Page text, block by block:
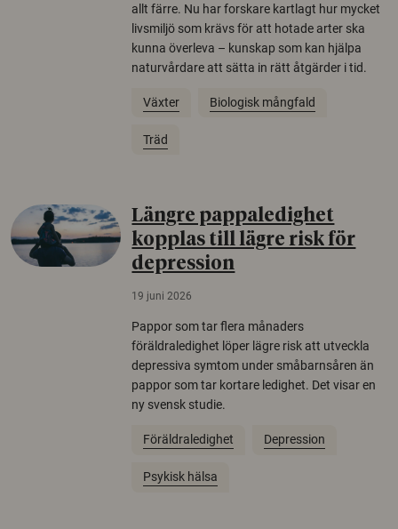
allt färre. Nu har forskare kartlagt hur mycket
livsmiljö som krävs för att hotade arter ska
kunna överleva – kunskap som kan hjälpa
naturvårdare att sätta in rätt åtgärder i tid.
Växter Biologisk mångfald
Träd
Längre pappaledighet
kopplas till lägre risk för
depression
19 juni 2026
Pappor som tar flera månaders
föräldraledighet löper lägre risk att utveckla
depressiva symtom under småbarnsåren än
pappor som tar kortare ledighet. Det visar en
ny svensk studie.
Föräldraledighet Depression
Psykisk hälsa